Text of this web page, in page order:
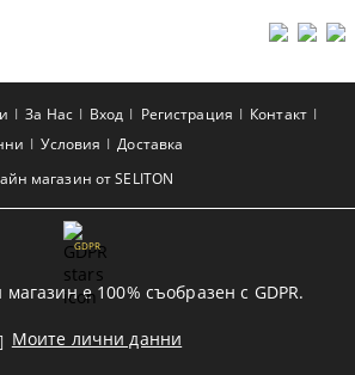
магазин от SELITON
За Нас Вход Регистрация
Контакт
Условия Доставка
GDPR
е 100% съобразен с GDPR.
Моите лични данни